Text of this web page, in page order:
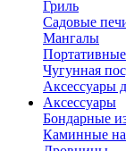
Гриль
Садовые
Мангалы
Чугунная
Аксессуары
Аксессуары
Бондарные
Каминные